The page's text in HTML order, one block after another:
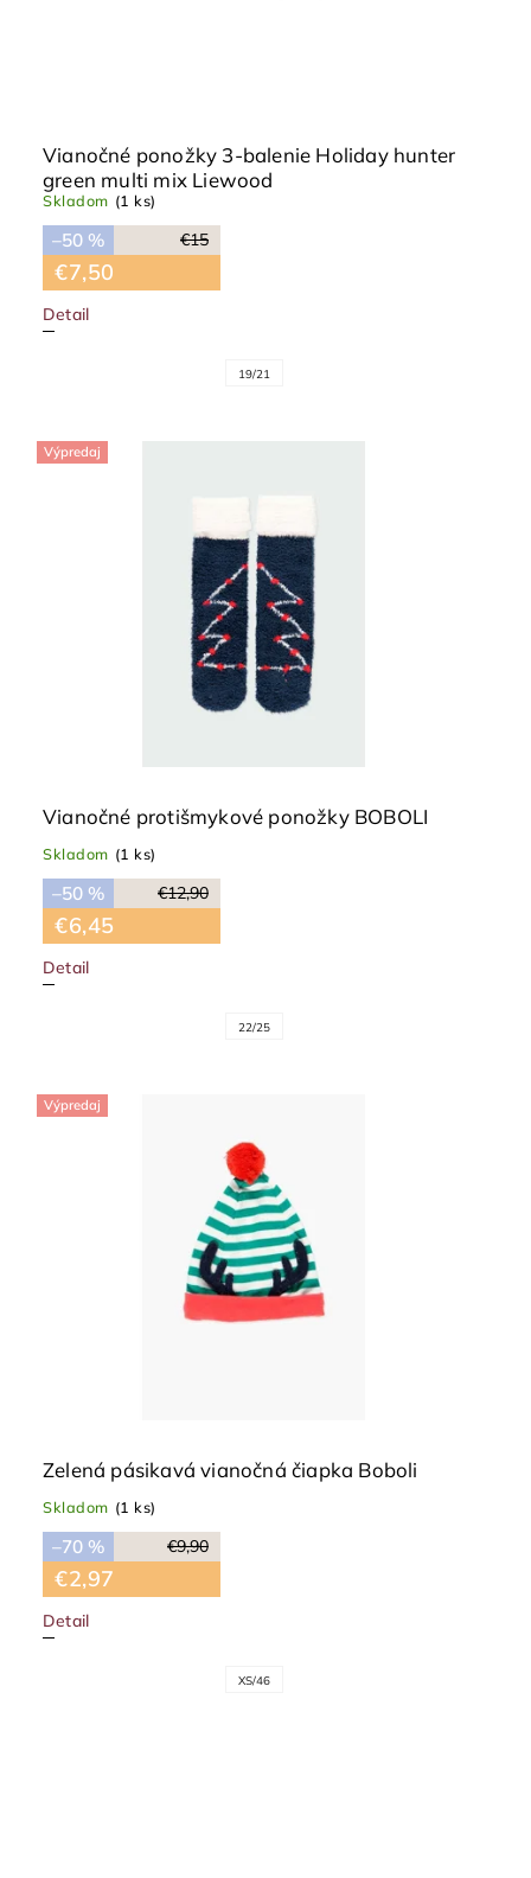
Vianočné ponožky 3-balenie Holiday hunter
green multi mix Liewood
Skladom (1 ks)
€15
–50 %
€7,50
Detail
19/21
Výpredaj
Vianočné protišmykové ponožky BOBOLI
Skladom (1 ks)
€12,90
–50 %
€6,45
Detail
22/25
Výpredaj
Zelená pásikavá vianočná čiapka Boboli
Skladom (1 ks)
€9,90
–70 %
€2,97
Detail
XS/46